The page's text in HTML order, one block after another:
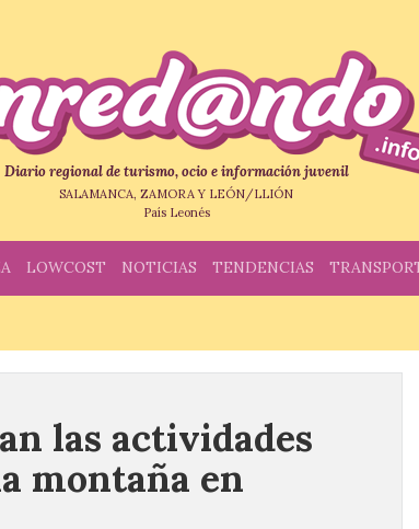
Diario regional de turismo, ocio e información juvenil
SALAMANCA, ZAMORA Y LEÓN/LLIÓN
País Leonés
LOWCOST NOTICIAS TENDENCIAS
las actividades
montaña en